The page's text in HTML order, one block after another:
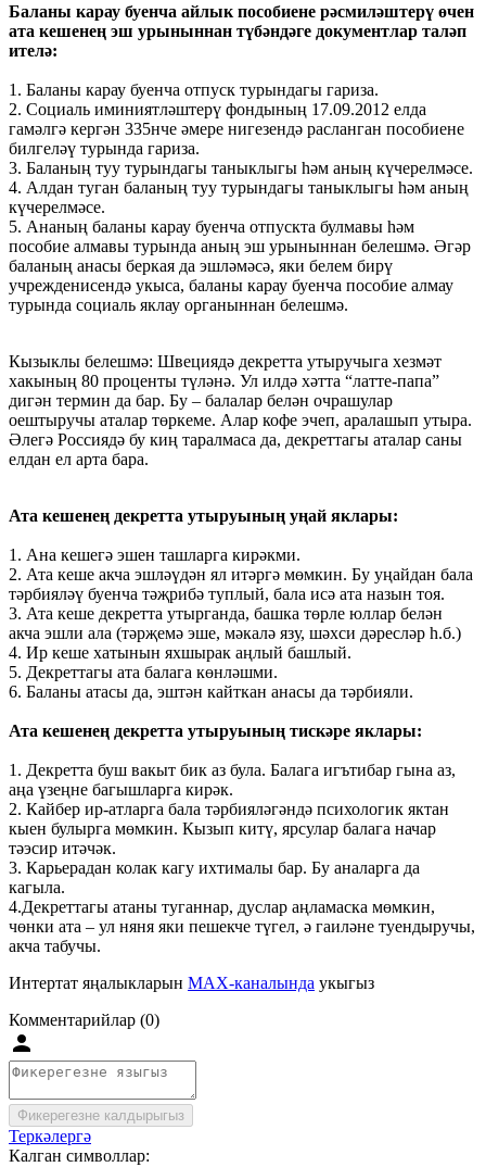
Баланы карау буенча айлык пособиене рәсмиләштерү өчен
ата кешенең эш урыныннан түбәндәге документлар таләп
ителә:
1. Баланы карау буенча отпуск турындагы гариза.
2. Социаль иминиятләштерү фондының 17.09.2012 елда
гамәлгә кергән 335нче әмере нигезендә расланган пособиене
билгеләү турында гариза.
3. Баланың туу турындагы таныклыгы һәм аның күчерелмәсе.
4. Алдан туган баланың туу турындагы таныклыгы һәм аның
күчерелмәсе.
5. Ананың баланы карау буенча отпускта булмавы һәм
пособие алмавы турында аның эш урыныннан белешмә. Әгәр
баланың анасы беркая да эшләмәсә, яки белем бирү
учрежденисендә укыса, баланы карау буенча пособие алмау
турында социаль яклау органыннан белешмә.
Кызыклы белешмә: Швециядә декретта утыручыга хезмәт
хакының 80 проценты түләнә. Ул илдә хәтта “латте-папа”
дигән термин да бар. Бу – балалар белән очрашулар
оештыручы аталар төркеме. Алар кофе эчеп, аралашып утыра.
Әлегә Россиядә бу киң таралмаса да, декреттагы аталар саны
елдан ел арта бара.
Ата кешенең декретта утыруының уңай яклары:
1. Ана кешегә эшен ташларга кирәкми.
2. Ата кеше акча эшләүдән ял итәргә мөмкин. Бу уңайдан бала
тәрбияләү буенча тәҗрибә туплый, бала исә ата назын тоя.
3. Ата кеше декретта утырганда, башка төрле юллар белән
акча эшли ала (тәрҗемә эше, мәкалә язу, шәхси дәресләр һ.б.)
4. Ир кеше хатынын яхшырак аңлый башлый.
5. Декреттагы ата балага көнләшми.
6. Баланы атасы да, эштән кайткан анасы да тәрбияли.
Ата кешенең декретта утыруының тискәре яклары:
1. Декретта буш вакыт бик аз була. Балага игътибар гына аз,
аңа үзеңне багышларга кирәк.
2. Кайбер ир-атларга бала тәрбияләгәндә психологик яктан
кыен булырга мөмкин. Кызып китү, ярсулар балага начар
тәэсир итәчәк.
3. Карьерадан колак кагу ихтималы бар. Бу аналарга да
кагыла.
4.Декреттагы атаны туганнар, дуслар аңламаска мөмкин,
чөнки ата – ул няня яки пешекче түгел, ә гаиләне туендыручы,
акча табучы.
Интертат яңалыкларын MAX-каналында укыгыз
Комментарийлар (0)
Фикерегезне калдырыгыз
Теркәлергә
Калган символлар: